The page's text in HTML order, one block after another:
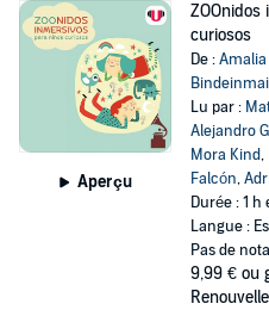
Aperçu
ZOOnidos
curiosos
De :
Lu par :
Alejandro
Mora Kind,
Falcón,
Durée : 1 h
Langue :
Pas de
9,99 € ou